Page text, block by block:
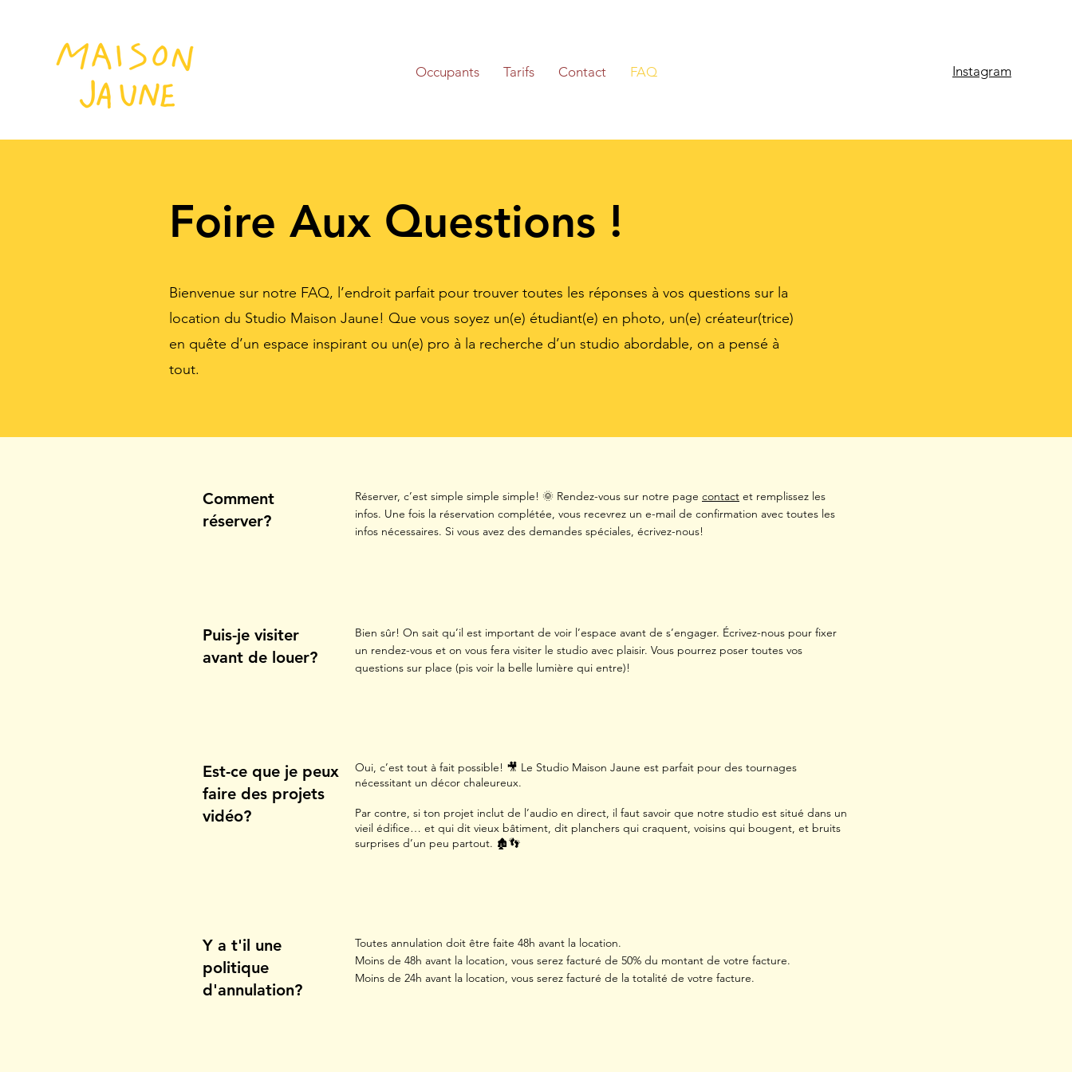
Occupants Tarifs Contact FAQ Instagram
Foire Aux Questions !
Bienvenue sur notre FAQ, l’endroit parfait pour trouver toutes les réponses à vos questions sur la
location du Studio Maison Jaune! Que vous soyez un(e) étudiant(e) en photo, un(e) créateur(trice)
en quête d’un espace inspirant ou un(e) pro à la recherche d’un studio abordable, on a pensé à
tout.
Comment
réserver?
Réserver, c’est simple simple simple! 🌞 Rendez-vous sur notre page contact et remplissez les
infos. Une fois la réservation complétée, vous recevrez un e-mail de confirmation avec toutes les
infos nécessaires. Si vous avez des demandes spéciales, écrivez-nous!
Puis-je visiter
avant de louer?
Bien sûr! On sait qu’il est important de voir l’espace avant de s’engager. Écrivez-nous pour fixer
un rendez-vous et on vous fera visiter le studio avec plaisir. Vous pourrez poser toutes vos
questions sur place (pis voir la belle lumière qui entre)!
Est-ce que je peux
faire des projets
vidéo?
Oui, c’est tout à fait possible! 🎥 Le Studio Maison Jaune est parfait pour des tournages
nécessitant un décor chaleureux.
Par contre, si ton projet inclut de l’audio en direct, il faut savoir que notre studio est situé dans un
vieil édifice… et qui dit vieux bâtiment, dit planchers qui craquent, voisins qui bougent, et bruits
surprises d’un peu partout. 🏚️👣
Y a t'il une
politique
d'annulation?
Toutes annulation doit être faite 48h avant la location.
Moins de 48h avant la location, vous serez facturé de 50% du montant de votre facture.
Moins de 24h avant la location, vous serez facturé de la totalité de votre facture.